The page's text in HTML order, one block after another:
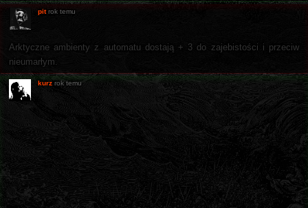
pit rok temu
Arktyczne ambienty z automatu dostają + 3 do zajebistości i przeciw
nieumarłym.
kurz rok temu